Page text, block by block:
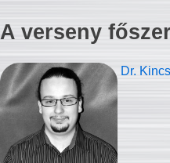
A verseny
Dr.